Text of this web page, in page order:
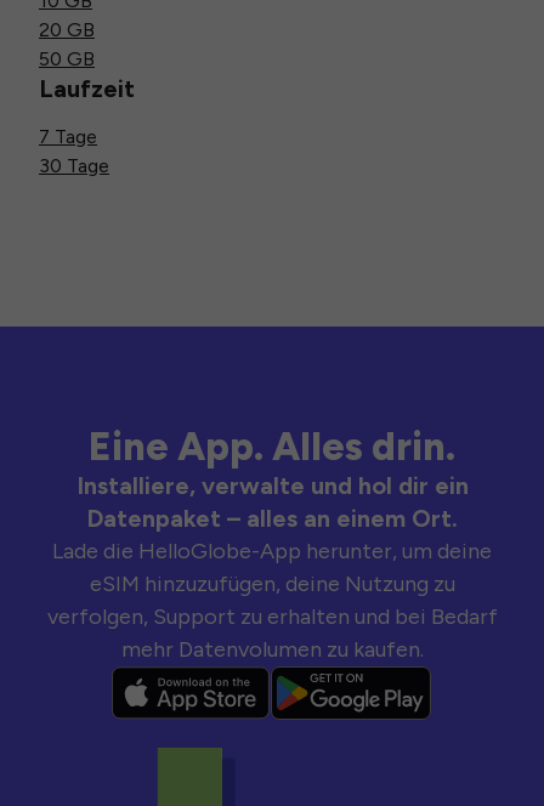
20 GB
50 GB
Laufzeit
7 Tage
30 Tage
Eine App. Alles drin.
Installiere, verwalte und hol dir ein
Datenpaket – alles an einem Ort.
Lade die HelloGlobe-App herunter, um deine
eSIM hinzuzufügen, deine Nutzung zu
verfolgen, Support zu erhalten und bei Bedarf
mehr Datenvolumen zu kaufen.